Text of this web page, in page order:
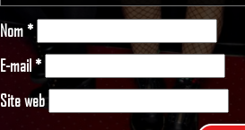
Nom*
E-mail*
Site web